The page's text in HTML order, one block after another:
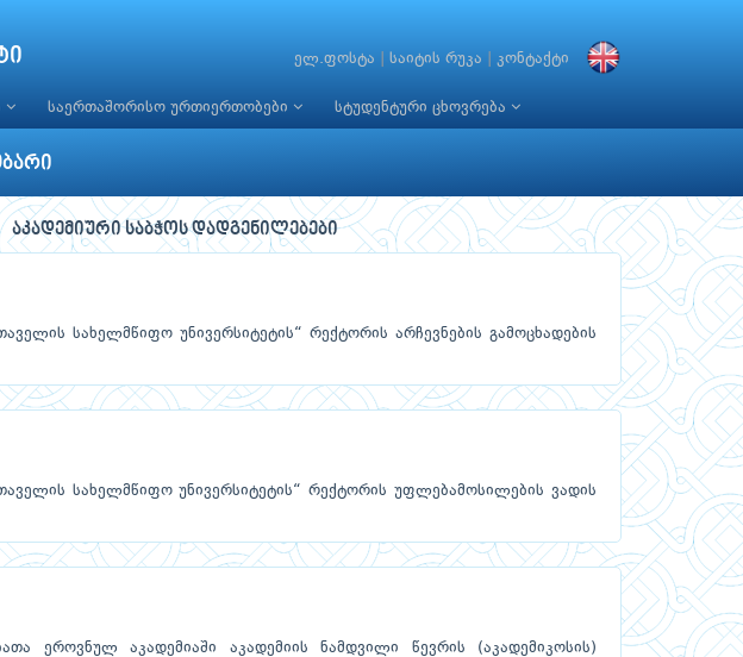
ელ.ფოსტა საიტის რუკა კონტაქტი
საერთაშორისო ურთიერთობები სტუდენტური ცხოვრება
აკადემიური საბჭოს დადგენილებები
სახელმწიფო უნივერსიტეტის“ რექტორის არჩევნების გამოცხადების
სახელმწიფო უნივერსიტეტის“ რექტორის უფლებამოსილების ვადის
ეროვნულ აკადემიაში აკადემიის ნამდვილი წევრის (აკადემიკოსის)